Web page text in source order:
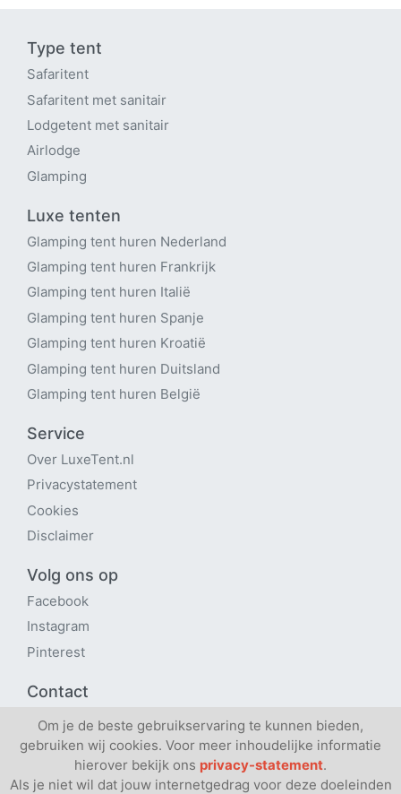
Type tent
Safaritent
Safaritent met sanitair
Lodgetent met sanitair
Airlodge
Glamping
Luxe tenten
Glamping tent huren Nederland
Glamping tent huren Frankrijk
Glamping tent huren Italië
Glamping tent huren Spanje
Glamping tent huren Kroatië
Glamping tent huren Duitsland
Glamping tent huren België
Service
Over LuxeTent.nl
Privacystatement
Cookies
Disclaimer
Volg ons op
Facebook
Instagram
Pinterest
Contact
Contactpagina
Verhuren via ons platform?
Om je de beste gebruikservaring te kunnen bieden,
gebruiken wij cookies. Voor meer inhoudelijke informatie
hierover bekijk ons privacy-statement.
Als je niet wil dat jouw internetgedrag voor deze doeleinden